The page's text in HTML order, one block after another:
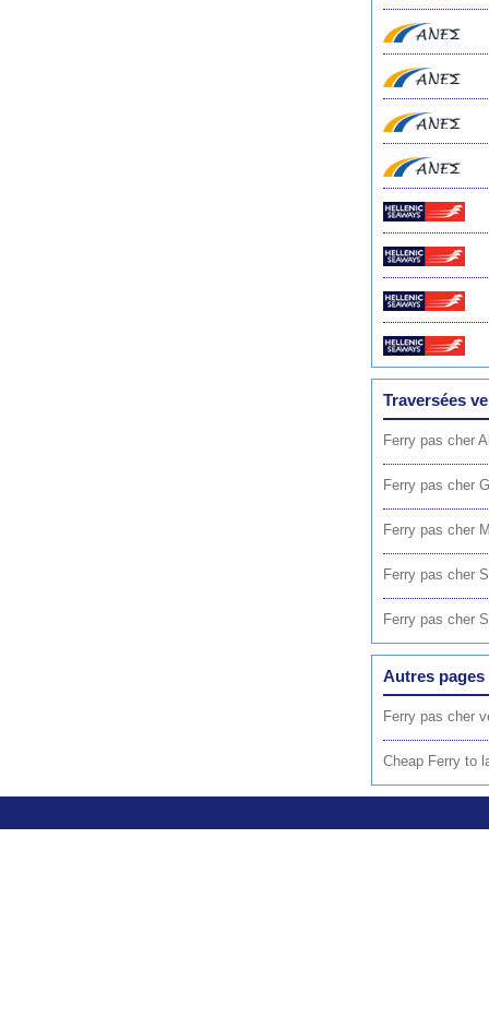
Traversées
Ferry pas cher
Ferry pas cher
Ferry pas cher
Ferry pas cher
Ferry pas cher
Autres pages
Ferry pas cher
Cheap Ferry to